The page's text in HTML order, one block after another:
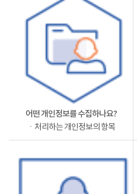
어떤 개인정보를 수집하나요?
ㆍ처리하는 개인정보의 항목